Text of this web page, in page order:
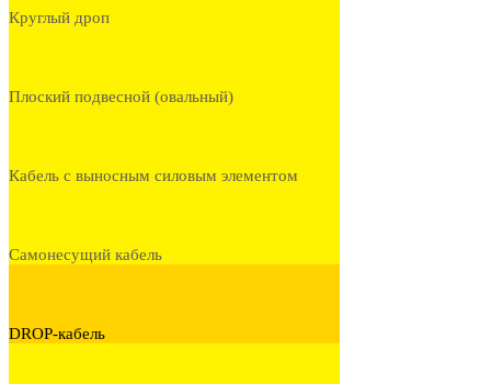
Круглый дроп
Плоский подвесной (овальный)
Кабель с выносным силовым элементом
Самонесущий кабель
DROP-кабель